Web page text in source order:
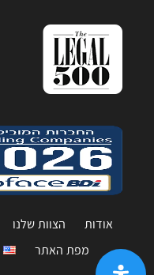
אודות הצוות שלנו
מפת האתר